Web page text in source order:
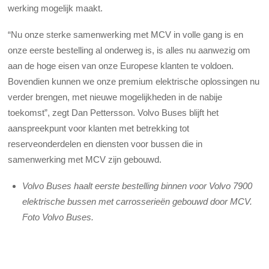
werking mogelijk maakt.
“Nu onze sterke samenwerking met MCV in volle gang is en
onze eerste bestelling al onderweg is, is alles nu aanwezig om
aan de hoge eisen van onze Europese klanten te voldoen.
Bovendien kunnen we onze premium elektrische oplossingen nu
verder brengen, met nieuwe mogelijkheden in de nabije
toekomst”, zegt Dan Pettersson. Volvo Buses blijft het
aanspreekpunt voor klanten met betrekking tot
reserveonderdelen en diensten voor bussen die in
samenwerking met MCV zijn gebouwd.
Volvo Buses haalt eerste bestelling binnen voor Volvo 7900
elektrische bussen met carrosserieën gebouwd door MCV.
Foto Volvo Buses.